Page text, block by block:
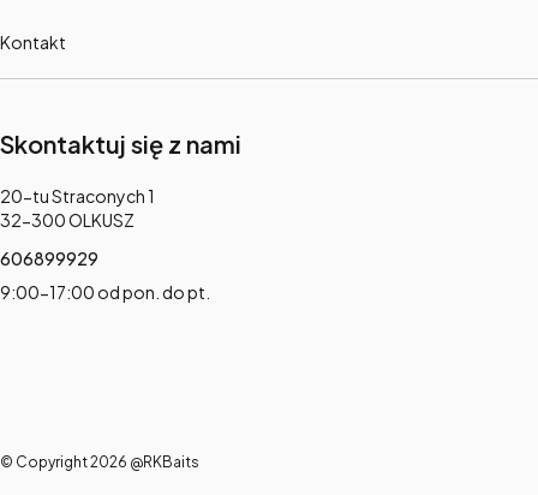
Kontakt
Skontaktuj się z nami
Adres:
20-tu Straconych 1
32-300 OLKUSZ
606899929
9:00-17:00 od pon. do pt.
© Copyright 2026 @RKBaits